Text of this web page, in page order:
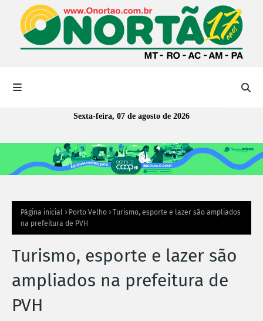
Sexta-feira, 07 de agosto de 2026
Página inicial Porto Velho
Turismo, esporte e lazer são ampliados
na prefeitura de PVH
Turismo, esporte e lazer são
ampliados na prefeitura de
PVH